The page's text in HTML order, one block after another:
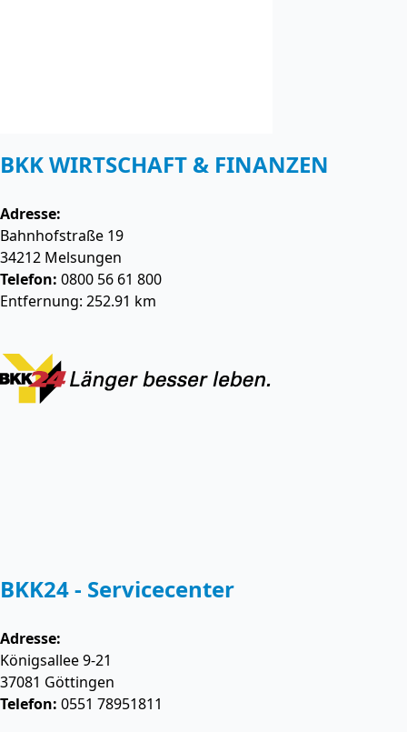
BKK WIRTSCHAFT & FINANZEN
Adresse:
Bahnhofstraße 19
34212 Melsungen
Telefon: 0800 56 61 800
Entfernung: 252.91 km
BKK24 - Servicecenter
Adresse:
Königsallee 9-21
37081 Göttingen
Telefon: 0551 78951811